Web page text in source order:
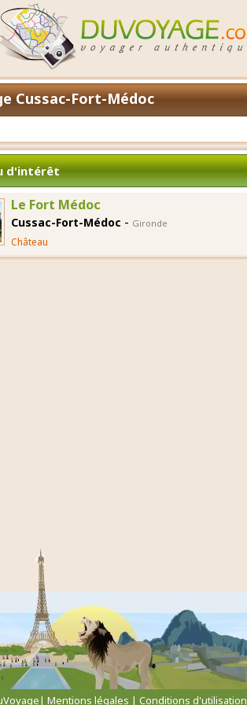
Cussac-Fort-Médoc
d'intérêt
Le Fort Médoc
Cussac-Fort-Médoc - Gironde
Château
Mentions légales | Conditions d'utilisation